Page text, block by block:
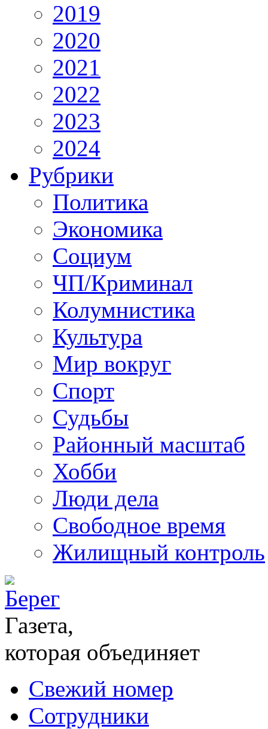
2019
2020
2021
2022
2023
2024
Рубрики
Политика
Экономика
Социум
ЧП/Криминал
Колумнистика
Культура
Мир вокруг
Спорт
Судьбы
Районный масштаб
Хобби
Люди дела
Свободное время
Жилищный контроль
Газета,
которая объединяет
Свежий номер
Сотрудники